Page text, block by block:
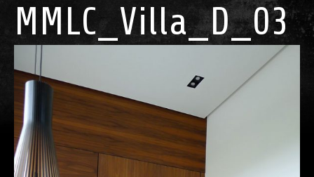
MMLC_Villa_D_03